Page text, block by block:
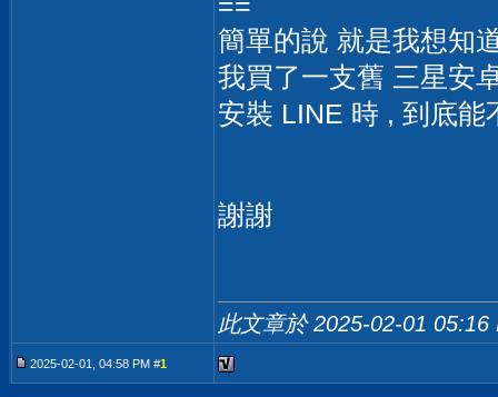
簡單的說 就是我想知
我買了一支舊 三星安
安裝 LINE 時 , 到底能
謝謝
此文章於 2025-02-01 05:16
2025-02-01, 04:58 PM #1